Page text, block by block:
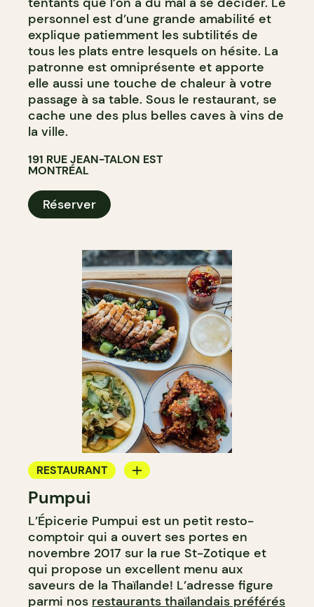
personnel est d’une grande amabilité et
explique patiemment les subtilités de
tous les plats entre lesquels on hésite. La
patronne est omniprésente et apporte
elle aussi une touche de chaleur à votre
passage à sa table. Sous le restaurant, se
cache une des plus belles caves à vins de
la ville.
191 RUE JEAN-TALON EST
MONTRÉAL
Réserver
RESTAURANT
ÉPICERIE / DEP
CAVISTE
Pumpui
L’Épicerie Pumpui est un petit resto-
comptoir qui a ouvert ses portes en
novembre 2017 sur la rue St-Zotique et
qui propose un excellent menu aux
saveurs de la Thaïlande! L’adresse figure
parmi nos restaurants thaïlandais préférés